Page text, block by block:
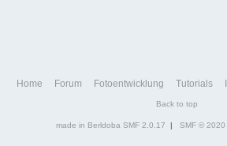
Home Forum Fotoentwicklung Tutorials
Back to top
made in Berldoba SMF 2.0.17 | SMF © 2020